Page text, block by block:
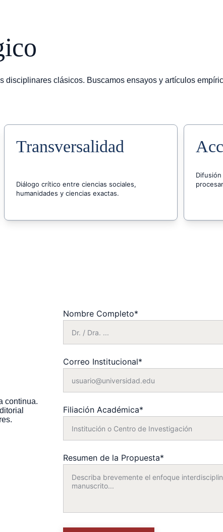
disciplinares clásicos. Buscamos ensayos y artículos
Transversalidad
Diálogo crítico entre ciencias sociales,
humanidades y ciencias exactas.
Nombre Completo*
Correo Institucional*
Filiación Académica*
Resumen de la Propuesta*
continua.